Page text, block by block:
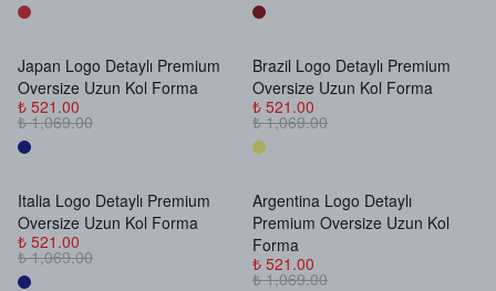
Stokta Yok
Japan Logo Detaylı Premium
Oversize Uzun Kol Forma
₺ 521.00
₺ 1,069.00
Stokta Yok
Brazil Logo Detaylı Premium
Oversize Uzun Kol Forma
₺ 521.00
₺ 1,069.00
Stokta Yok
Italia Logo Detaylı Premium
Oversize Uzun Kol Forma
₺ 521.00
₺ 1,069.00
Stokta Yok
Argentina Logo Detaylı
Premium Oversize Uzun Kol
Forma
₺ 521.00
₺ 1,069.00